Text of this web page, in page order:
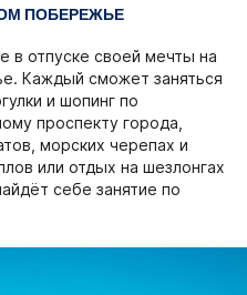
ПОБЕРЕЖЬЕ
в отпуске своей мечты на
Каждый сможет заняться
и шопинг по
проспекту города,
морских черепах и
или отдых на шезлонгах
себе занятие по